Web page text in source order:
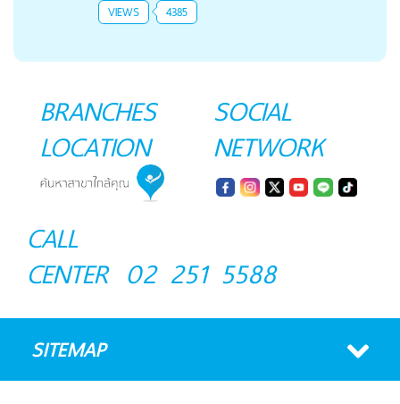
VIEWS 4385
BRANCHES
LOCATION
SOCIAL
NETWORK
CALL
CENTER 02 251 5588
SITEMAP